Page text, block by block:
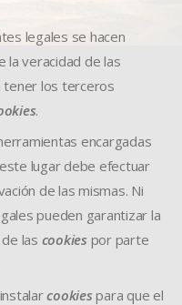
legales se hacen
la veracidad de las
tener los terceros
.
encargadas
lugar debe efectuar
de las mismas. Ni
pueden garantizar la
las cookies por parte
cookies para que el